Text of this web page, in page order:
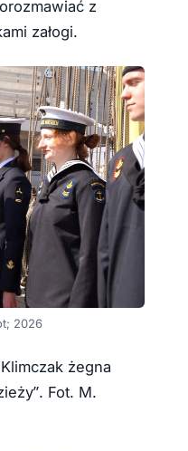
z
załogi.
2026
żegna
Fot. M.